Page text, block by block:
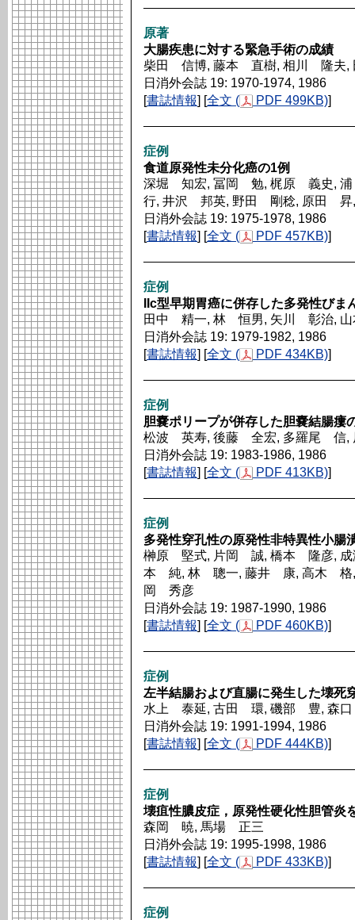
原著
大腸疾患に対する緊急手術の成績
柴田 信博, 藤本 直樹, 相川 隆夫
日消外会誌 19: 1970-1974, 1986
[書誌情報] [全文 ( PDF 499KB)]
症例
食道原発性未分化癌の1例
深堀 知宏, 冨岡 勉, 梶原 義史,
行, 井沢 邦英, 野田 剛稔, 原田
日消外会誌 19: 1975-1978, 1986
[書誌情報] [全文 ( PDF 457KB)]
症例
IIc型早期胃癌に併存した多発性び
田中 精一, 林 恒男, 矢川 彰治,
日消外会誌 19: 1979-1982, 1986
[書誌情報] [全文 ( PDF 434KB)]
症例
胆嚢ポリープが併存した胆嚢結腸瘻
松波 英寿, 後藤 全宏, 多羅尾 信,
日消外会誌 19: 1983-1986, 1986
[書誌情報] [全文 ( PDF 413KB)]
症例
多発性穿孔性の原発性非特異性小腸
榊原 堅式, 片岡 誠, 橋本 隆彦,
本 純, 林 聰一, 藤井 康, 高木 格
岡 秀彦
日消外会誌 19: 1987-1990, 1986
[書誌情報] [全文 ( PDF 460KB)]
症例
左半結腸および直腸に発生した壊死
水上 泰延, 古田 環, 磯部 豊, 森
日消外会誌 19: 1991-1994, 1986
[書誌情報] [全文 ( PDF 444KB)]
症例
壊疽性膿皮症，原発性硬化性胆管炎
森岡 暁, 馬場 正三
日消外会誌 19: 1995-1998, 1986
[書誌情報] [全文 ( PDF 433KB)]
症例